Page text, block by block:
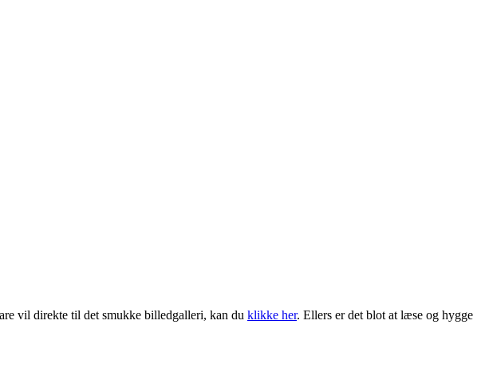
vil direkte til det smukke billedgalleri, kan du klikke her. Ellers er det blot at læse og hygge